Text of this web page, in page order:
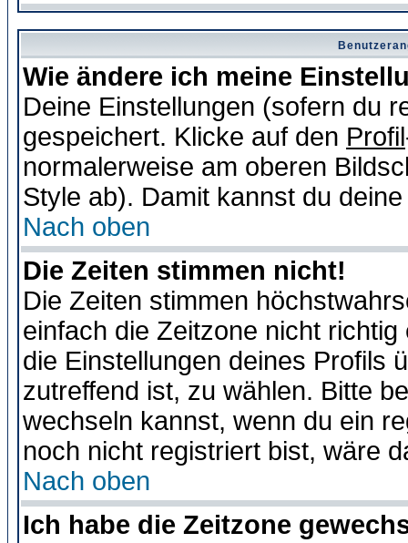
Wie ändere ich meine
Deine Einstellungen (sofern du
gespeichert. Klicke auf den Profil
normalerweise am oberen
Style ab). Damit kannst du
Nach oben
Die Zeiten stimmen nicht!
Die Zeiten stimmen
einfach die Zeitzone nicht
die Einstellungen deines Profils
zutreffend ist, zu wählen. Bitte
wechseln kannst, wenn du ein
noch nicht registriert bist, wäre
Nach oben
Ich habe die Zeitzone